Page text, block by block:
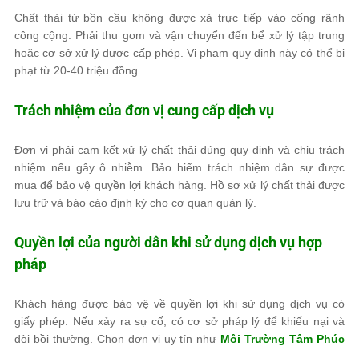
Chất thải từ bồn cầu không được xả trực tiếp vào cống rãnh
công cộng. Phải thu gom và vận chuyển đến bể xử lý tập trung
hoặc cơ sở xử lý được cấp phép. Vi phạm quy định này có thể bị
phạt từ 20-40 triệu đồng.
Trách nhiệm của đơn vị cung cấp dịch vụ
Đơn vị phải cam kết xử lý chất thải đúng quy định và chịu trách
nhiệm nếu gây ô nhiễm. Bảo hiểm trách nhiệm dân sự được
mua để bảo vệ quyền lợi khách hàng. Hồ sơ xử lý chất thải được
lưu trữ và báo cáo định kỳ cho cơ quan quản lý.
Quyền lợi của người dân khi sử dụng dịch vụ hợp
pháp
Khách hàng được bảo vệ về quyền lợi khi sử dụng dịch vụ có
giấy phép. Nếu xảy ra sự cố, có cơ sở pháp lý để khiếu nại và
đòi bồi thường. Chọn đơn vị uy tín như Môi Trường Tâm Phúc